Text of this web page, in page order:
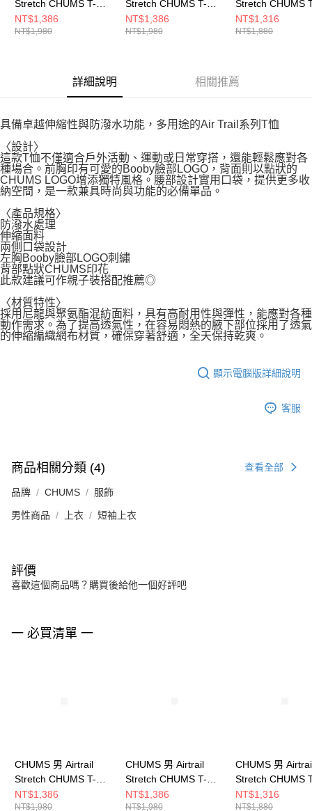
Stretch CHUMS T-
Shirt短袖上衣
CH012580Y074
NT$1,386
NT$1,980
Stretch CHUMS T-
Shirt短袖上衣
CH012580D001
NT$1,386
NT$1,980
Stretch CHUMS
Shirt短袖上衣
CH012344B001
NT$1,316
NT$1,880
詳細說明 相關推薦
具備卓越伸縮性與防潑水功能，多用途的Air Trail系列T恤
〈設計〉
這款T恤不僅適合戶外活動、運動或日常穿搭，還能輕鬆應對各
種場合。前胸印有可愛的Booby臉部LOGO，背面則以點狀的
CHUMS LOGO增添獨特風格。腰部設計實用口袋，提供更多收
納空間，是一款兼具時尚與功能的必備單品。
〈產品規格〉
防潑水處理
伸縮面料
兩側口袋設計
左胸Booby臉部LOGO刺繡
背部點狀CHUMS印花
此款建議可作親子裝搭配推薦◎
〈材質特性〉
採用尼龍與聚氨酯混紡面料，具有高耐用性與彈性，能應對各種
動作需求。為了提高透氣性，在容易悶熱的腋下部位採用了透氣
的伸縮編織網布材質，確保穿著舒適，全天保持乾爽。
顯示電腦版詳細說明
客服
商品相關分類 (4) 查看全部
品牌 CHUMS 服飾
男性商品 上衣 短袖上衣
評價
喜歡這個商品嗎？購買後給他一個好評吧
一 必買清單 一
CHUMS 男 Airtrail
Stretch CHUMS T-
Shirt短袖上衣
CH012580Y074
NT$1,386
NT$1,980
CHUMS 男 Airtrail
Stretch CHUMS T-
Shirt短袖上衣
CH012580D001
NT$1,386
NT$1,980
CHUMS 男
Stretch CHUMS
Shirt短袖上衣
CH012344B001
NT$1,316
NT$1,880